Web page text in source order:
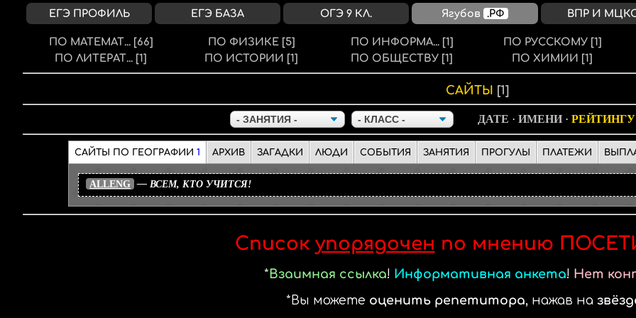
ПО МАТЕМАТ... [66] ПО ФИЗИКЕ [5] ПО ИНФОРМА... [1] ПО РУССКОМУ [1]
ПО ЛИТЕРАТ... [1] ПО ИСТОРИИ [1] ПО ОБЩЕСТВУ [1] ПО ХИМИИ [1]
САЙТЫ [1]
ДАТЕ · ИМЕНИ· РЕЙТИНГУ
САЙТЫ ПО ГЕОГРАФИИ 1 АРХИВ ЗАГАДКИ ЛЮДИ СОБЫТИЯ ЗАНЯТИЯ ПРОГУЛЫ ПЛАТЕЖИ
ALLENG — ВСЕМ, КТО УЧИТСЯ!
Список упорядочен по мнению
Взаимная ссылка! Информативная анкета! Нет
Вы можете оценить репетитора, нажав на
ЕГЭ ПРОФИЛЬ ЕГЭ БАЗА ОГЭ 9 КЛ. Ягубов .РФ ВПР И